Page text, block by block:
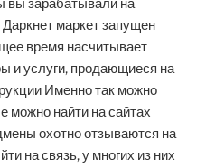
вы зарабатывали на
Даркнет маркет запущен
время насчитывает
и услуги, продающиеся на
Именно так можно
можно найти на сайтах
охотно отзываются на
на связь, у многих из них